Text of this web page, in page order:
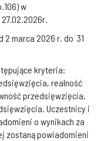
w
2 marca 2026 r. do 31
kryteria:
realność
przedsięwzięcia,
Uczestnicy i
o wynikach za
zostaną powiadomieni